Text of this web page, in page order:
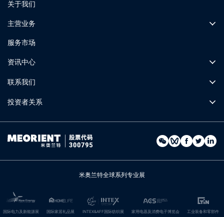
关于我们
主营业务
服务市场
资讯中心
联系我们
投资者关系
米奥兰特全球系列专业展
国际电力及新能源展 国际家居礼品展 INTEX&AFF国际纺织展 家用电器及消费电子博览会 工业装备和零部件